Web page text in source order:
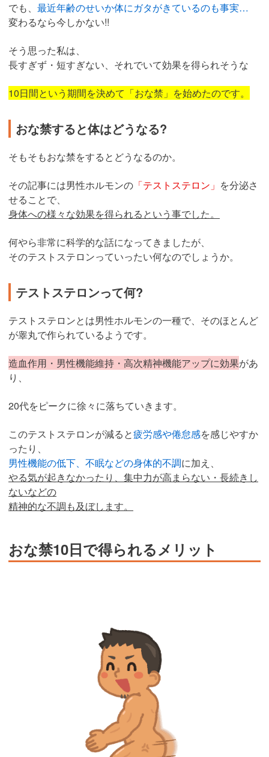
でも、 最近年齢のせいか体にガタがきているのも事実…
変わるなら今しかない!!
そう思った私は、
長すぎず・短すぎない、それでいて効果を得られそうな
10日間という期間を決めて「おな禁」を始めたのです。
おな禁すると体はどうなる?
そもそもおな禁をするとどうなるのか。
その記事には男性ホルモンの 「テストステロン」 を分泌さ
せることで、
身体への様々な効果を得られるという事でした。
何やら非常に科学的な話になってきましたが、
そのテストステロンっていったい何なのでしょうか。
テストステロンって何?
テストステロンとは男性ホルモンの一種で、そのほとんど
が睾丸で作られているようです。
造血作用・男性機能維持・高次精神機能アップに効果があ
り、
20代をピークに徐々に落ちていきます。
このテストステロンが減ると疲労感や倦怠感を感じやすか
ったり、
男性機能の低下、不眠などの身体的不調に加え、
やる気が起きなかったり、集中力が高まらない・長続きし
ないなどの
精神的な不調も及ぼします。
おな禁10日で得られるメリット